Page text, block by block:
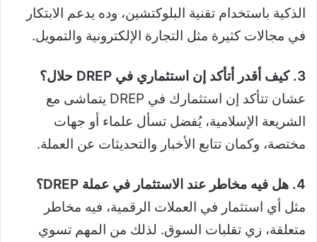
الذكية باستخدام تقنية البلوكتشين، وده يدعم الابتكار
في مجالات كثيرة مثل التجارة الإلكترونية والتمويل.
3. كيف أقدر أتأكد إن استثماري في DREP حلال؟
عشان تتأكد إن استثمارك في DREP يتماشى مع
الشريعة الإسلامية، يُفضل تسأل علماء أو جهات
مختصة، وكمان تتابع الأخبار والتحديثات عن العملة.
4. هل فيه مخاطر عند الاستثمار في عملة DREP؟
مثل أي استثمار في العملات الرقمية، فيه مخاطر
متعلقة، زي تقلبات السوق. لذلك من المهم تسوي